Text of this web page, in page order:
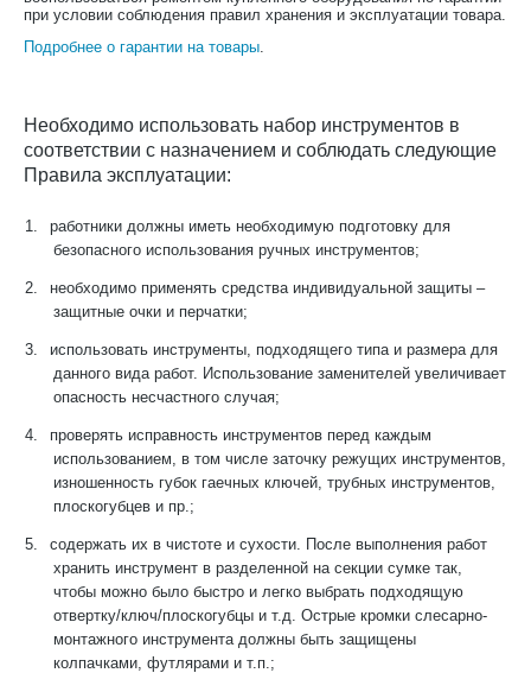
при условии соблюдения правил хранения и эксплуатации товара.
Подробнее о гарантии на товары.
Необходимо использовать набор инструментов в
соответствии с назначением и соблюдать следующие
Правила эксплуатации:
1.
работники должны иметь необходимую подготовку для
безопасного использования ручных инструментов;
2.
необходимо применять средства индивидуальной защиты –
защитные очки и перчатки;
3.
использовать инструменты, подходящего типа и размера для
данного вида работ. Использование заменителей увеличивает
опасность несчастного случая;
4.
проверять исправность инструментов перед каждым
использованием, в том числе заточку режущих инструментов,
изношенность губок гаечных ключей, трубных инструментов,
плоскогубцев и пр.;
5.
содержать их в чистоте и сухости. После выполнения работ
хранить инструмент в разделенной на секции сумке так,
чтобы можно было быстро и легко выбрать подходящую
отвертку/ключ/плоскогубцы и т.д. Острые кромки слесарно-
монтажного инструмента должны быть защищены
колпачками, футлярами и т.п.;